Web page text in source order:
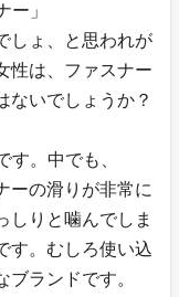
ー」
しょ、と思われが
性は、ファスナー
ないでしょうか？
。中でも、
ーの滑りが非常に
しりと噛んでしま
す。むしろ使い込
ランドです。